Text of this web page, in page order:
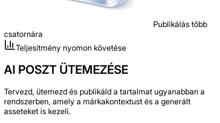
Publikálás több
csatornára
Teljesítmény nyomon követése
AI POSZT ÜTEMEZÉSE
Tervezd, ütemezd és publikáld a tartalmat ugyanabban a
rendszerben, amely a márkakontextust és a generált
asseteket is kezeli.